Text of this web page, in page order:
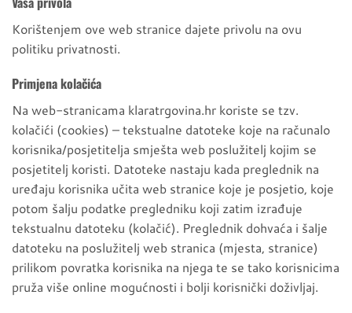
Korištenjem ove web stranice dajete privolu na ovu
politiku privatnosti.
Primjena kolačića
Na web-stranicama klaratrgovina.hr koriste se tzv.
kolačići (cookies) – tekstualne datoteke koje na računalo
korisnika/posjetitelja smješta web poslužitelj kojim se
posjetitelj koristi. Datoteke nastaju kada preglednik na
uređaju korisnika učita web stranice koje je posjetio, koje
potom šalju podatke pregledniku koji zatim izrađuje
tekstualnu datoteku (kolačić). Preglednik dohvaća i šalje
datoteku na poslužitelj web stranica (mjesta, stranice)
prilikom povratka korisnika na njega te se tako korisnicima
pruža više online mogućnosti i bolji korisnički doživljaj.